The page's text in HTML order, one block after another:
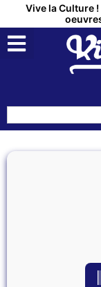
Vive la Culture